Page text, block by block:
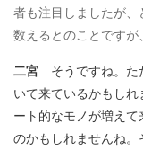
者も注目しましたが
数えるとのことですが
二宮 そうですね。
いて来ているかもし
ート的なモノが増え
のかもしれませんね